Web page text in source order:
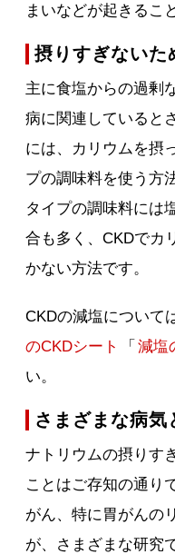
まいなどが起きるこ
摂りすぎないた
主に食塩からの過剰
病に関連していると
には、カリウムを摂
プの調味料を使う方
タイプの調味料には
合も多く、CKDでカ
かない方法です。
CKDの減塩について
のCKDシート
「 減塩
い。
さまざまな病気
ナトリウムの摂りす
ことはご存知の通り
がん、特に胃がんの
が、さまざまな研究